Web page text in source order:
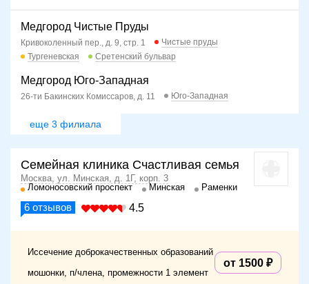
Основные этапы лечения
Для лечения неосложненной формы баланопостита
используются промывания пораженных участков
растворами перманганата калия и фурацилина,
подогретыми до 40-42 °С. В случае выявления признаков
нагноения пациенту назначаются антибиотики широкого
Терапия кавернитов заключается в применении
Местно показано физиотерапевтическое воздействие —
сеансы лазеротерапии, УЗ-терапии. При
безрезультатности консервативных методов выполняются
продольные разрезы, назначаются рассасывающие
препараты (Стекловидное тело, Алоэ, Пирогенал).
Осложнения
При отсутствии адекватного лечения наблюдается
Медгород Чистые Пруды
Кривоколенный пер., д. 9, стр. 1
Чистые пруды
Тургеневская
Сретенский бульвар
Медгород Юго-Западная
26-ти Бакинских Комиссаров, д. 11 Юго-Западная
еще 3 филиала
Семейная клиника Счастливая семья
Москва, ул. Минская, д. 1Г, корп. 3
Ломоносовский проспект
Минская Раменки
6 отзывов 4.5
Иссечение доброкачественных образований
мошонки, п/члена, промежности 1 элемент
от 1500